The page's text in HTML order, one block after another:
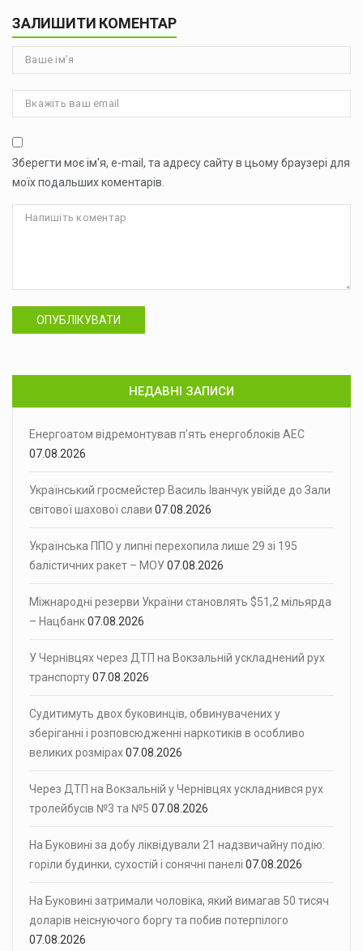
ЗАЛИШИТИ КОМЕНТАР
Зберегти моє ім'я, e-mail, та адресу сайту в цьому браузері для
моїх подальших коментарів.
ОПУБЛІКУВАТИ
НЕДАВНІ ЗАПИСИ
Енергоатом відремонтував п’ять енергоблоків АЕС
07.08.2026
Український гросмейстер Василь Іванчук увійде до Зали
світової шахової слави 07.08.2026
Українська ППО у липні перехопила лише 29 зі 195
балістичних ракет – МОУ07.08.2026
Міжнародні резерви України становлять $51,2 мільярда
– Нацбанк07.08.2026
У Чернівцях через ДТП на Вокзальній ускладнений рух
транспорту07.08.2026
Судитимуть двох буковинців, обвинувачених у
зберіганні і розповсюдженні наркотиків в особливо
великих розмірах07.08.2026
Через ДТП на Вокзальній у Чернівцях ускладнився рух
тролейбусів №3 та №5 07.08.2026
На Буковині за добу ліквідували 21 надзвичайну подію:
горіли будинки, сухостій і сонячні панелі 07.08.2026
На Буковині затримали чоловіка, який вимагав 50 тисяч
доларів неіснуючого боргу та побив потерпілого
07.08.2026